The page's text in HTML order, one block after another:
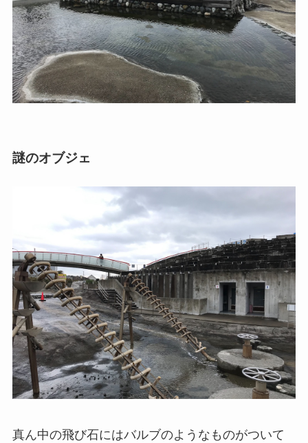
謎のオブジェ
真ん中の飛び石にはバルブのようなものがついて